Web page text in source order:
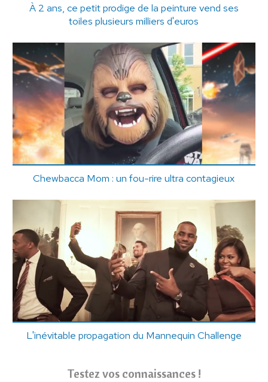
À 2 ans, ce petit prodige de la peinture vend ses
toiles plusieurs milliers d'euros
Chewbacca Mom : un fou-rire ultra contagieux
L'inévitable propagation du Mannequin Challenge
Testez vos connaissances !